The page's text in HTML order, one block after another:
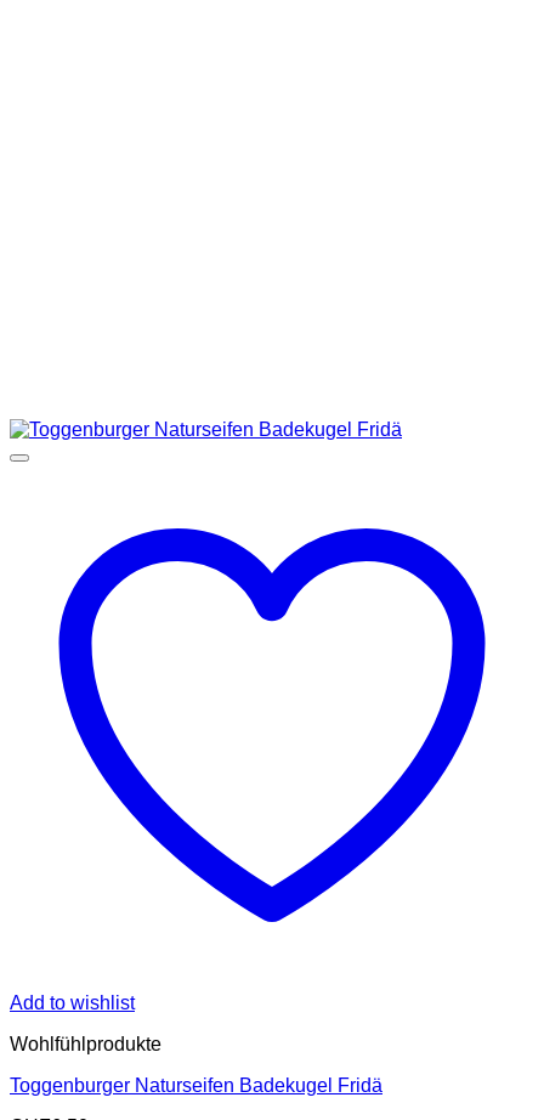
Add to wishlist
Wohlfühlprodukte
Toggenburger Naturseifen Badekugel Fridä